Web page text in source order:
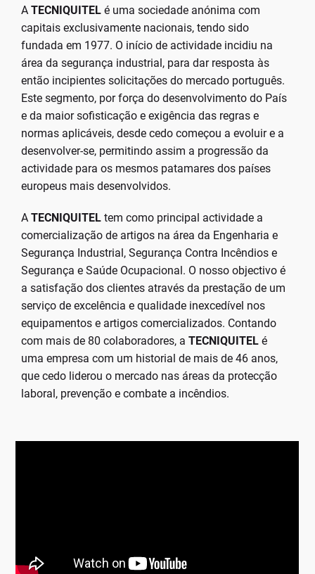
ATECNIQUITEL é uma sociedade anónima com
capitais exclusivamente nacionais, tendo sido
fundada em 1977. O início de actividade incidiu na
área da segurança industrial, para dar resposta às
então incipientes solicitações do mercado português.
Este segmento, por força do desenvolvimento do País
e da maior sofisticação e exigência das regras e
normas aplicáveis, desde cedo começou a evoluir e a
desenvolver-se, permitindo assim a progressão da
actividade para os mesmos patamares dos países
europeus mais desenvolvidos.
ATECNIQUITEL tem como principal actividade a
comercialização de artigos na área da Engenharia e
Segurança Industrial, Segurança Contra Incêndios e
Segurança e Saúde Ocupacional. O nosso objectivo é
a satisfação dos clientes através da prestação de um
serviço de excelência e qualidade inexcedível nos
equipamentos e artigos comercializados. Contando
com mais de 80 colaboradores, aTECNIQUITEL é
uma empresa com um historial de mais de 46 anos,
que cedo liderou o mercado nas áreas da protecção
laboral, prevenção e combate a incêndios.